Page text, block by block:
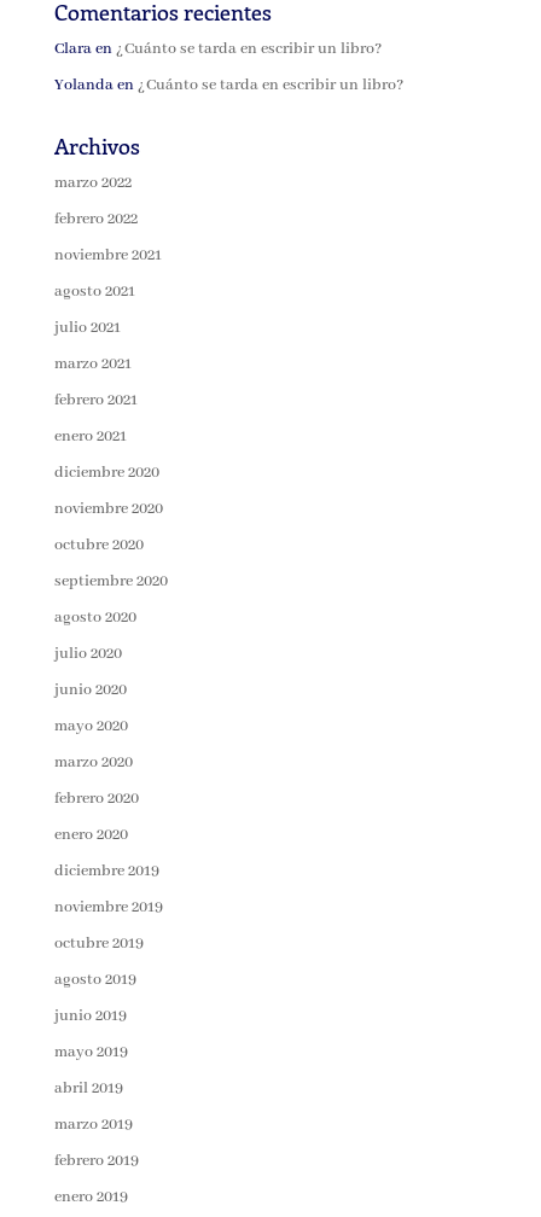
Comentarios recientes
Claraen¿Cuánto se tarda en escribir un libro?
Yolandaen¿Cuánto se tarda en escribir un libro?
Archivos
marzo 2022
febrero 2022
noviembre 2021
agosto 2021
julio 2021
marzo 2021
febrero 2021
enero 2021
diciembre 2020
noviembre 2020
octubre 2020
septiembre 2020
agosto 2020
julio 2020
junio 2020
mayo 2020
marzo 2020
febrero 2020
enero 2020
diciembre 2019
noviembre 2019
octubre 2019
agosto 2019
junio 2019
mayo 2019
abril 2019
marzo 2019
febrero 2019
enero 2019